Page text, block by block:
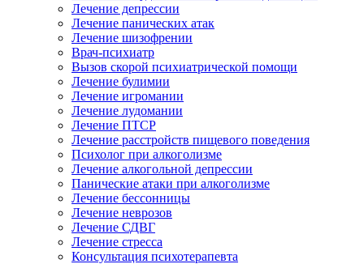
Лечение депрессии
Лечение панических атак
Лечение шизофрении
Врач-психиатр
Вызов скорой психиатрической помощи
Лечение булимии
Лечение игромании
Лечение лудомании
Лечение ПТСР
Лечение расстройств пищевого поведения
Психолог при алкоголизме
Лечение алкогольной депрессии
Панические атаки при алкоголизме
Лечение бессонницы
Лечение неврозов
Лечение СДВГ
Лечение стресса
Консультация психотерапевта